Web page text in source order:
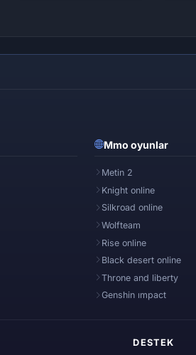
Mmo oyunlar
Metin 2
Knight online
Silkroad online
Wolfteam
Rise online
Black desert online
Throne and liberty
Genshin ımpact
DESTEK